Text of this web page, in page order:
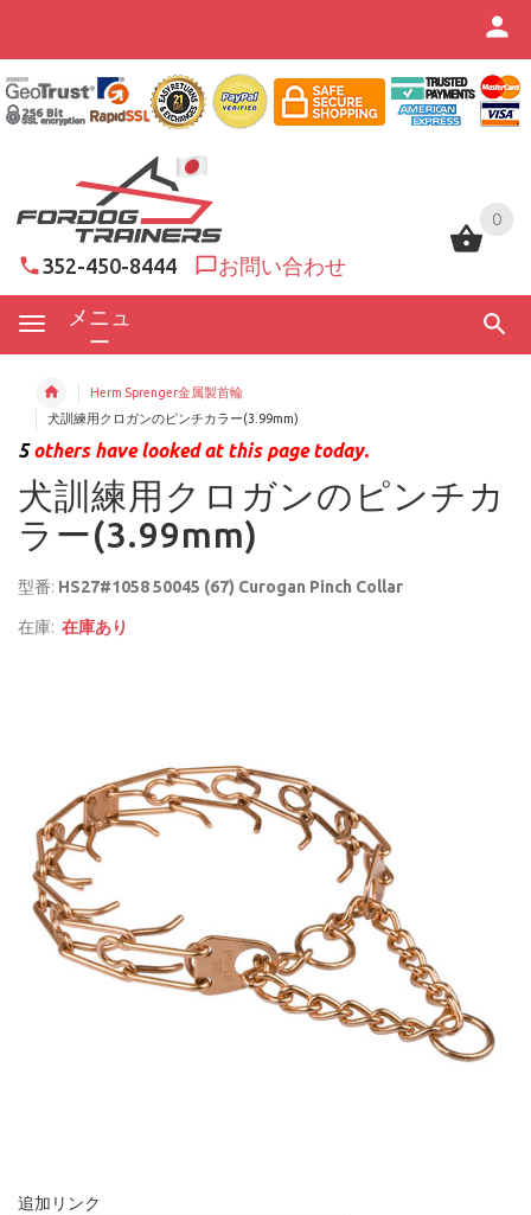
0
352-450-8444 お問い合わせ
メニュ
ー
0
Herm Sprenger金属製首輪
犬訓練用クロガンのピンチカラー(3.99mm)
5others have looked at this page today.
犬訓練用クロガンのピンチカ
ラー(3.99mm)
型番: HS27#1058 50045 (67) Curogan Pinch Collar
在庫: 在庫あり
追加リンク